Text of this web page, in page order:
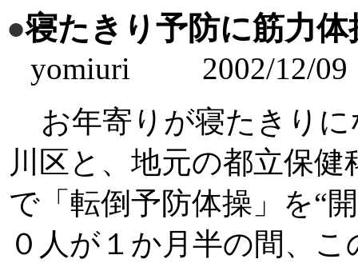
●寝たきり予防に筋力体
yomiuri 2002/12/09
お年寄りが寝たきりに
川区と、地元の都立保
で「転倒予防体操」を“
０人が１か月半の間、